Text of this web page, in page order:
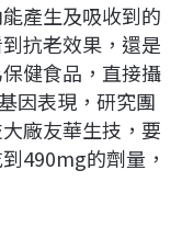
產生及吸收到的
抗老效果，還是
健食品，直接攝
因表現，研究團
廠友華生技，要
490mg的劑量，